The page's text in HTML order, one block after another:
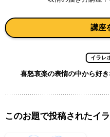
講座
イラレ
喜怒哀楽の表情の中から好
このお題で投稿されたイ